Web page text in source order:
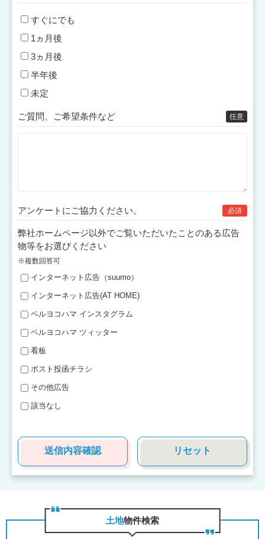
すぐにでも
1ヵ月後
3ヵ月後
半年後
未定
ご質問、ご希望条件など 任意
アンケートにご協力 ください。 必須
弊社ホームページ以外でご覧いただいたことのある広告
物等をお選びください
※複数回答可
インターネット広告（suumo）
インターネット広告(AT HOME)
ベルヨコハマ インスタグラム
ベルヨコハマ ツィッター
看板
ポスト投函チラシ
その他広告
該当なし
⼟地物件検索